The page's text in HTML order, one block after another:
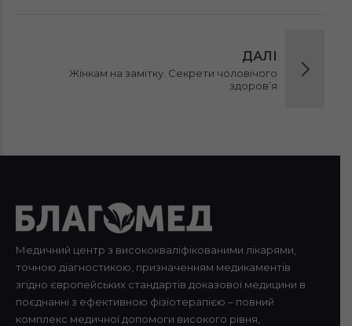
ДАЛІ
Жінкам на замітку. Секрети чоловічого
здоров’я
Медичний центр з висококваліфікованими лікарями,
точною діагностикою, призначенням медикаментів
згідно європейських стандартів доказової медицини в
поєднанні з ефективною фізіотерапією – повний
комплекс медичної допомоги високого рівня,